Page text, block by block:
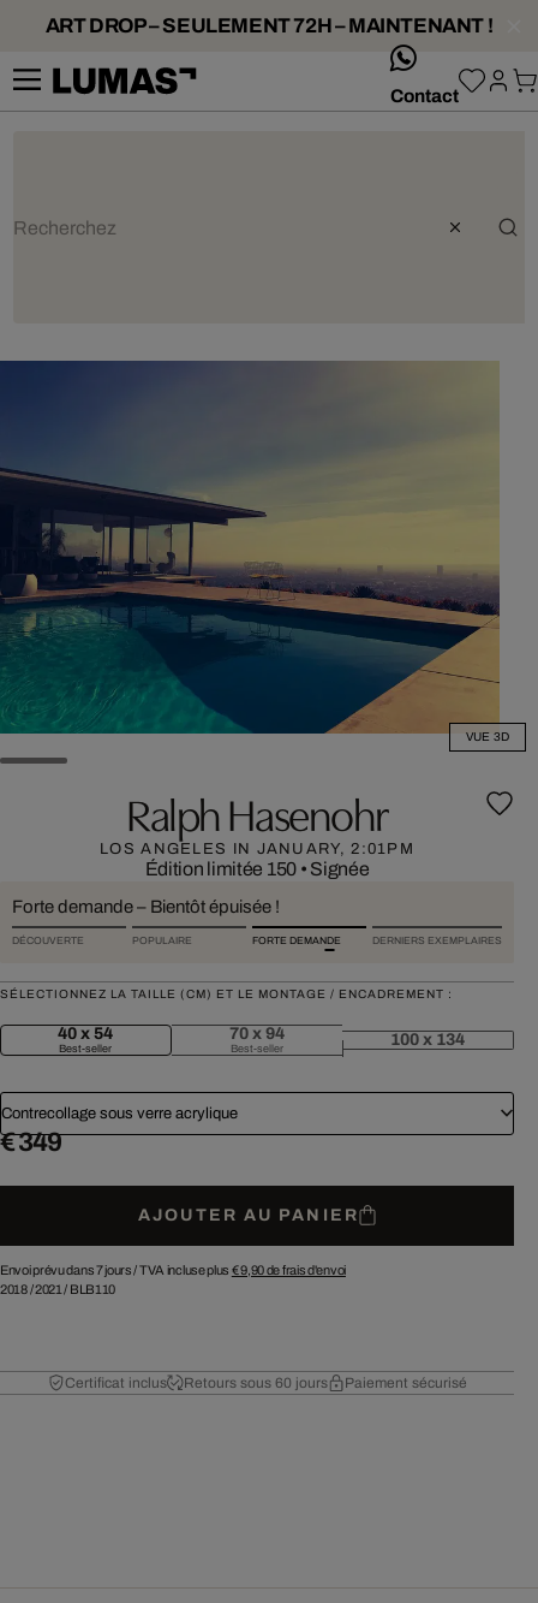
ART DROP – SEULEMENT 72H – MAINTENANT !
Contact
VUE 3D
Ralph Hasenohr
LOS ANGELES IN JANUARY, 2:01PM
Édition limitée 150 • Signée
Forte demande – Bientôt épuisée !
DÉCOUVERTE POPULAIRE FORTE DEMANDE DERNIERS EXEMPLAIRES
SÉLECTIONNEZ LA TAILLE (CM) ET LE MONTAGE / ENCADREMENT :
40 x 54
Best-seller
70 x 94
Best-seller 100 x 134
Contrecollage sous verre acrylique
€ 349
AJOUTER AU PANIER
Envoi prévu dans 7 jours /TVA incluse plus € 9,90de frais d'envoi
2018/2021 / BLB110
Certificat inclus Retours sous 60 jours Paiement sécurisé